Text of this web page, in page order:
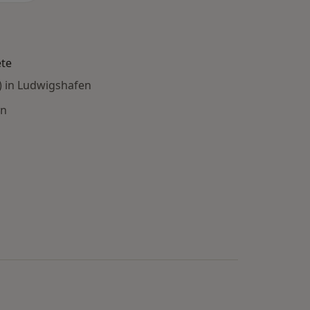
in Ludwigshafen